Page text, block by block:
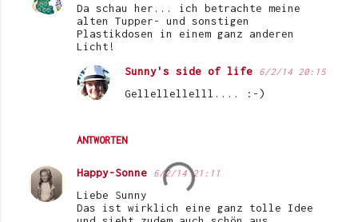
Da schau her... ich betrachte meine
alten Tupper- und sonstigen
Plastikdosen in einem ganz anderen
Licht!
ANTWORTEN
Sunny's side of life 6/2/14 20:15
Gellellellelll.... :-)
Happy-Sonne 6/2/14 21:11
Liebe Sunny
Das ist wirklich eine ganz tolle Idee